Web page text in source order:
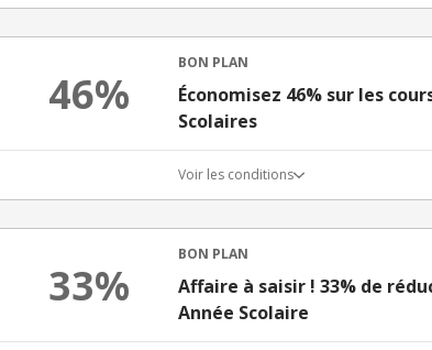
46%
BON PLAN
Économisez 46% sur les
Scolaires
Voir les conditions
33%
BON PLAN
Affaire à saisir ! 33% de
Année Scolaire